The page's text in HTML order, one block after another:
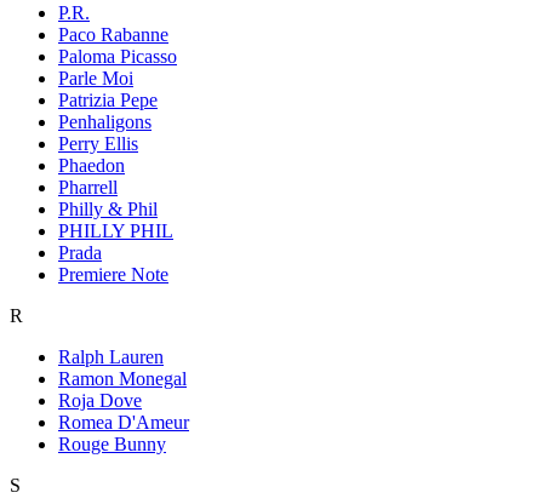
P.R.
Paco Rabanne
Paloma Picasso
Parle Moi
Patrizia Pepe
Penhaligons
Perry Ellis
Phaedon
Pharrell
Philly & Phil
PHILLY PHIL
Prada
Premiere Note
R
Ralph Lauren
Ramon Monegal
Roja Dove
Romea D'Ameur
Rouge Bunny
S